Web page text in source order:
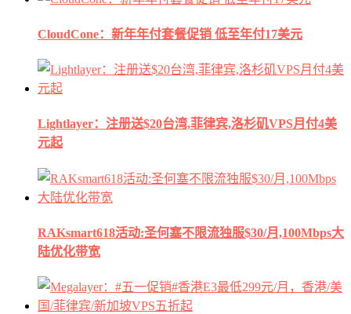
CloudCone：新年年付套餐促销 低至年付17美元
Lightlayer：注册送$20台湾,菲律宾,洛杉矶VPS月付4美
元起
RAKsmart618活动:圣何塞不限流独服$30/月,100Mbps大
陆优化带宽